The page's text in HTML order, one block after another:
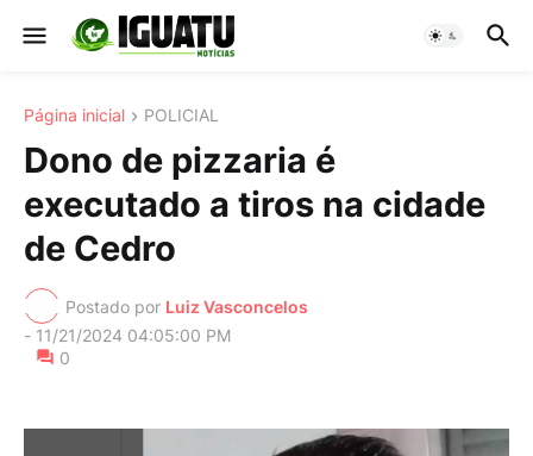
Página inicial POLICIAL
Dono de pizzaria é
executado a tiros na cidade
de Cedro
Postado por Luiz Vasconcelos
- 11/21/2024 04:05:00 PM
0